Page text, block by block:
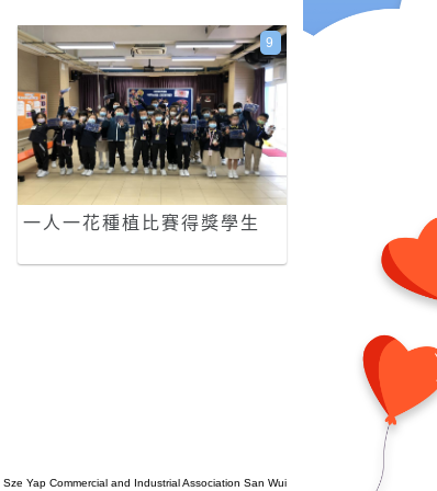
一人一花種植比賽得獎學生
9
Yap Commercial and Industrial Association San Wui